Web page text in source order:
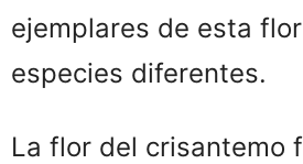
ejemplares de esta
especies diferentes.
La flor del crisantemo